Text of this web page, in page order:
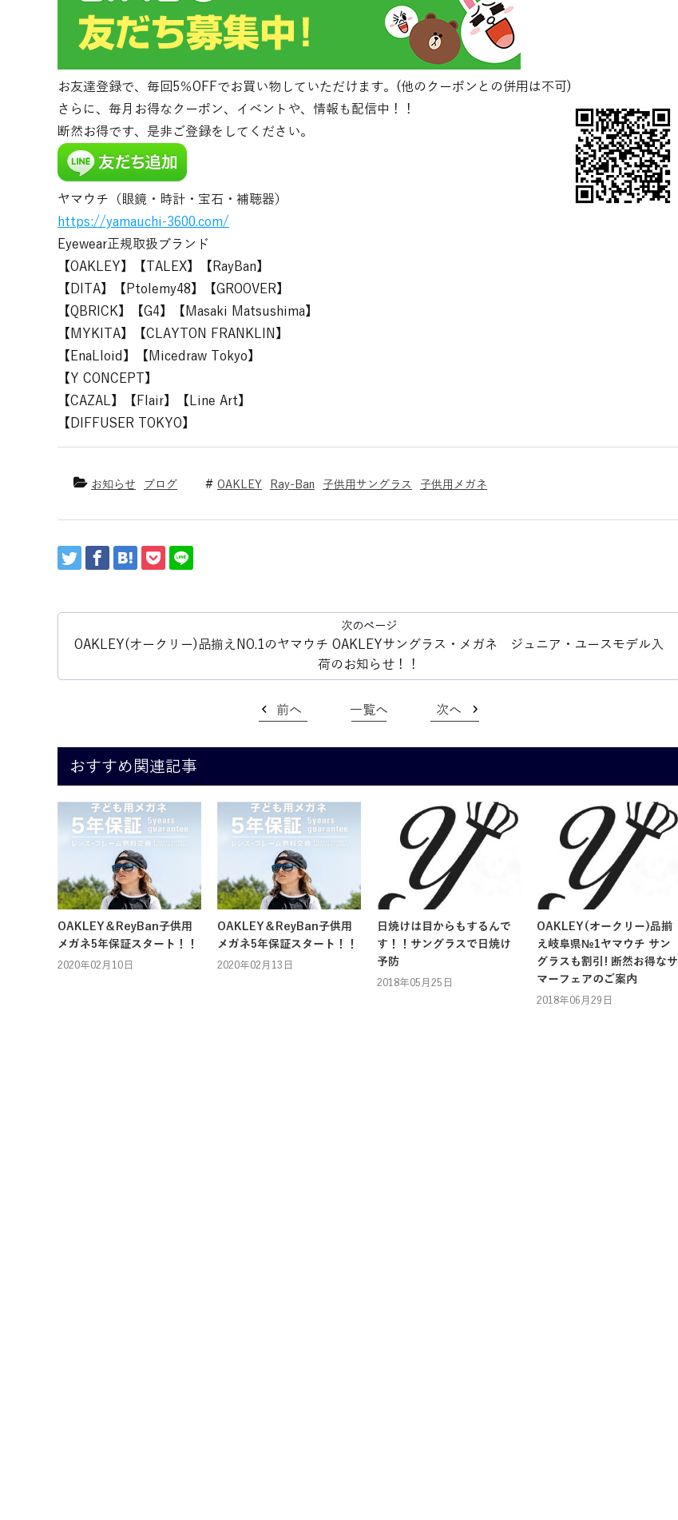
お友達登録で、毎回5％OFFでお買い物していただけます。(他のクーポンとの併用は不可)
さらに、毎月お得なクーポン、イベントや、情報も配信中！！
断然お得です、是非ご登録をしてください。
ヤマウチ（眼鏡・時計・宝石・補聴器）
https://yamauchi-3600.com/
Eyewear正規取扱ブランド
【OAKLEY】【TALEX】【RayBan】
【DITA】【Ptolemy48】【GROOVER】
【QBRICK】【G4】【Masaki Matsushima】
【MYKITA】【CLAYTON FRANKLIN】
【EnaLloid】【Micedraw Tokyo】
【Y CONCEPT】
【CAZAL】【Flair】【Line Art】
【DIFFUSER TOKYO】
お知らせ ブログ OAKLEY Ray-Ban 子供用サングラス 子供用メガネ
OAKLEY(オークリー)品揃えNO.1のヤマウチ OAKLEYサングラス・メガネ ジュニア・ユースモデル入
荷のお知らせ！！
前へ 一覧へ 次へ
おすすめ関連記事
OAKLEY＆ReyBan子供用
メガネ5年保証スタート！！
2020年02月10日
OAKLEY＆ReyBan子供用
メガネ5年保証スタート！！
2020年02月13日
日焼けは目からもするんで
す！！サングラスで日焼け
予防
2018年05月25日
OAKLEY(オークリー)品揃
え岐阜県№1ヤマウチ サン
グラスも割引! 断然お得なサ
マーフェアのご案内
2018年06月29日